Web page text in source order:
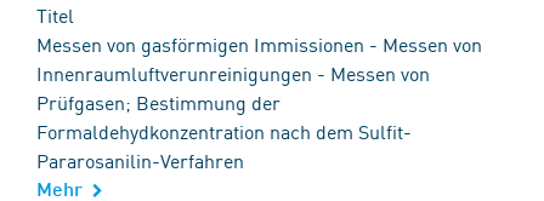
Titel
Messen von gasförmigen Immissionen - Messen von
Innenraumluftverunreinigungen - Messen von
Prüfgasen; Bestimmung der
Formaldehydkonzentration nach dem Sulfit-
Pararosanilin-Verfahren
Mehr